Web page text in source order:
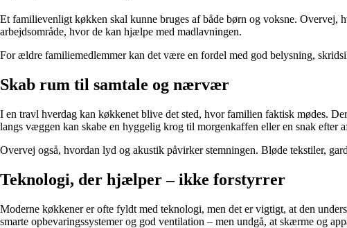
Et familievenligt køkken skal kunne bruges af både børn og voksne. Overvej,
arbejdsområde, hvor de kan hjælpe med madlavningen.
For ældre familiemedlemmer kan det være en fordel med god belysning,
Skab rum til samtale og nærvær
I en travl hverdag kan køkkenet blive det sted, hvor familien faktisk mødes.
langs væggen kan skabe en hyggelig krog til morgenkaffen eller en snak efter
Overvej også, hvordan lyd og akustik påvirker stemningen. Bløde tekstiler,
Teknologi, der hjælper – ikke forstyrrer
Moderne køkkener er ofte fyldt med teknologi, men det er vigtigt, at den
smarte opbevaringssystemer og god ventilation – men undgå, at skærme og